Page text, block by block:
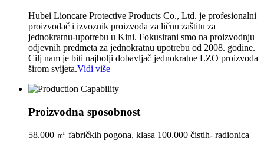
Hubei Lioncare Protective Products Co., Ltd. je profesionalni
proizvođač i izvoznik proizvoda za ličnu zaštitu za
jednokratnu-upotrebu u Kini. Fokusirani smo na proizvodnju
odjevnih predmeta za jednokratnu upotrebu od 2008. godine.
Cilj nam je biti najbolji dobavljač jednokratne LZO proizvoda
širom svijeta.Vidi više
Proizvodna sposobnost
58.000 ㎡ fabričkih pogona, klasa 100.000 čistih- radionica